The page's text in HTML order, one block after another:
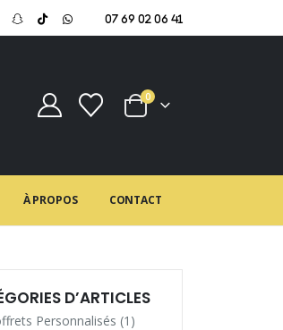
07 69 02 06 41
0
À PROPOS CONTACT
D’ARTICLES
Personnalisés (1)